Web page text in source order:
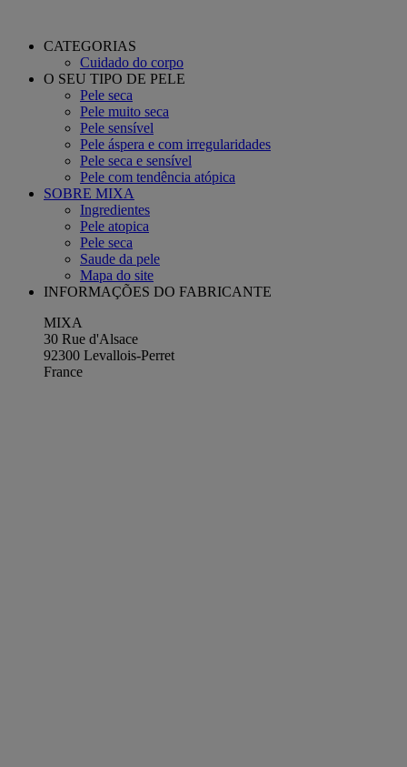
CATEGORIAS
Cuidado do corpo
O SEU TIPO DE PELE
Pele seca
Pele muito seca
Pele sensível
Pele áspera e com irregularidades
Pele seca e sensível
Pele com tendência atópica
SOBRE MIXA
Ingredientes
Pele atopica
Pele seca
Saude da pele
Mapa do site
INFORMAÇÕES DO FABRICANTE
MIXA
30 Rue d'Alsace
92300 Levallois-Perret
France